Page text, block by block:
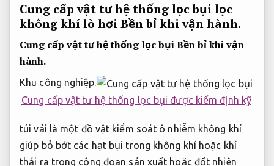
Cung cấp vật tư hệ thống lọc bụi lọc
không khí lò hơi Bền bỉ khi vận hành.
Cung cấp vật tư hệ thống lọc bụiBền bỉ khi vận
hành.
Khu công nghiệp.
Cung cấp vật tư hệ thống lọc bụi được kiểm định kỹ
túi vải là một đồ vật kiểm soát ô nhiễm không khí
giúp bỏ bớt các hạt bụi trong không khí hoặc khí
thải ra trong công đoạn sản xuất hoặc đốt nhiên